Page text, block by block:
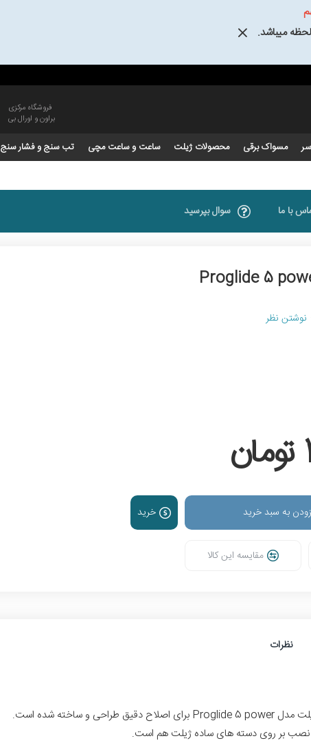
میباشد.
فروشگاه مرکزی
براون و اورال بی
مسواک برقی محصولات ژیلت ساعت و ساعت مچی تب سنج و فشار سنج
با ما سوال بپرسید
نوشتن نظر
به سبد خرید خرید
مقایسه این کالا
نظرات